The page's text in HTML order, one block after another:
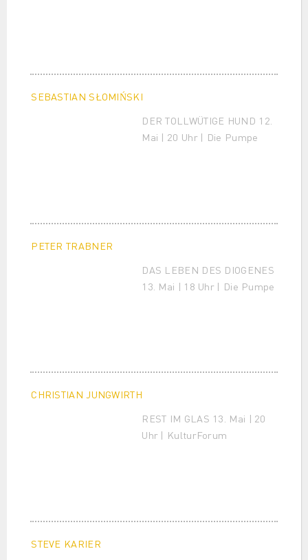
SEBASTIAN SŁOMIŃSKI
DER TOLLWÜTIGE HUND 12.
Mai | 20 Uhr | Die Pumpe
PETER TRABNER
DAS LEBEN DES DIOGENES
13. Mai | 18 Uhr | Die Pumpe
CHRISTIAN JUNGWIRTH
REST IM GLAS 13. Mai | 20
Uhr | KulturForum
STEVE KARIER